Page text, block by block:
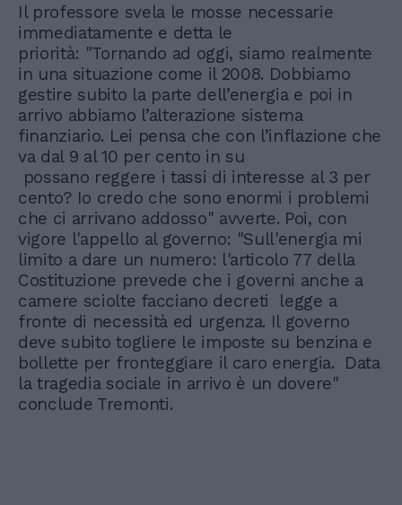
Il professore svela le mosse necessarie
immediatamente e detta le
priorità: "Tornando ad oggi, siamo realmente
in una situazione come il 2008. Dobbiamo
gestire subito la parte dell’energia e poi in
arrivo abbiamo l’alterazione sistema
finanziario. Lei pensa che con l’inflazione che
va dal 9 al 10 per cento in su
possano reggere i tassi di interesse al 3 per
cento? Io credo che sono enormi i problemi
che ci arrivano addosso" avverte. Poi, con
vigore l'appello al governo: "Sull'energia mi
limito a dare un numero: l'articolo 77 della
Costituzione prevede che i governi anche a
camere sciolte facciano decreti legge a
fronte di necessità ed urgenza. Il governo
deve subito togliere le imposte su benzina e
bollette per fronteggiare il caro energia. Data
la tragedia sociale in arrivo è un dovere"
conclude Tremonti.